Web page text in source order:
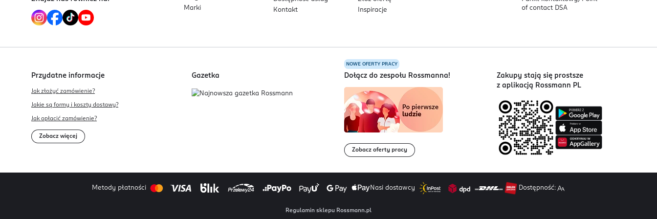
Innowacyjna linia przeciwzmarszczkowa oparta na ekstrakcie ze śluzu ślimaka, wzbogacona 24-karatowym złotem i cenionymi substancjami aktywnymi - dla
wielokierunkowej odbudowy, nawilżenia oraz ochrony młodego wyglądu skóry.
Marki
Kontakt
Inspiracje
of contact DSA
Przydatne informacje
Jak złożyć zamówienie?
Jakie są formy i koszty dostawy?
Jak opłacić zamówienie?
Zobacz więcej
Gazetka
NOWE OFERTY PRACY
Dołącz do zespołu Rossmanna!
Zobacz oferty pracy
Zakupy stają się prostsze
z aplikacją Rossmann PL
Metody płatności Nasi dostawcy Dostępność:
Regulamin sklepu Rossmann.pl